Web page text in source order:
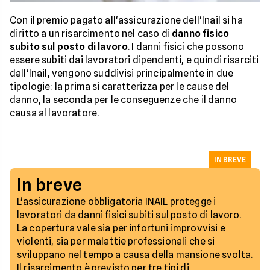
Con il premio pagato all'assicurazione dell'Inail si ha
diritto a un risarcimento nel caso di danno fisico
subito sul posto di lavoro. I danni fisici che possono
essere subiti dai lavoratori dipendenti, e quindi risarciti
dall'Inail, vengono suddivisi principalmente in due
tipologie: la prima si caratterizza per le cause del
danno, la seconda per le conseguenze che il danno
causa al lavoratore.
In breve
L'assicurazione obbligatoria INAIL protegge i
lavoratori da danni fisici subiti sul posto di lavoro.
La copertura vale sia per infortuni improvvisi e
violenti, sia per malattie professionali che si
sviluppano nel tempo a causa della mansione svolta.
Il risarcimento è previsto per tre tipi di
IN BREVE